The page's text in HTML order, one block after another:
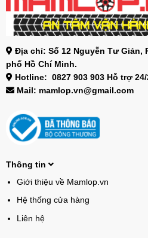
Địa chỉ: Số 12 Nguyễn Tư Giản,
phố Hồ Chí Minh.
Hotline: 0827 903 903 Hỗ trợ 24/
Mail: mamlop.vn@gmail.com
Thông tin
Giới thiệu về Mamlop.vn
Hệ thống cửa hàng
Liên hệ